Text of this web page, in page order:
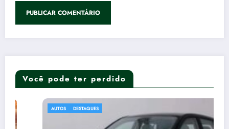
Você pode ter perdido
DESTAQUES